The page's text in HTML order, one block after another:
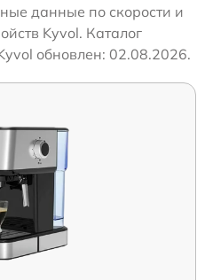
данные по скорости и
Kyvol. Каталог
обновлен: 02.08.2026.